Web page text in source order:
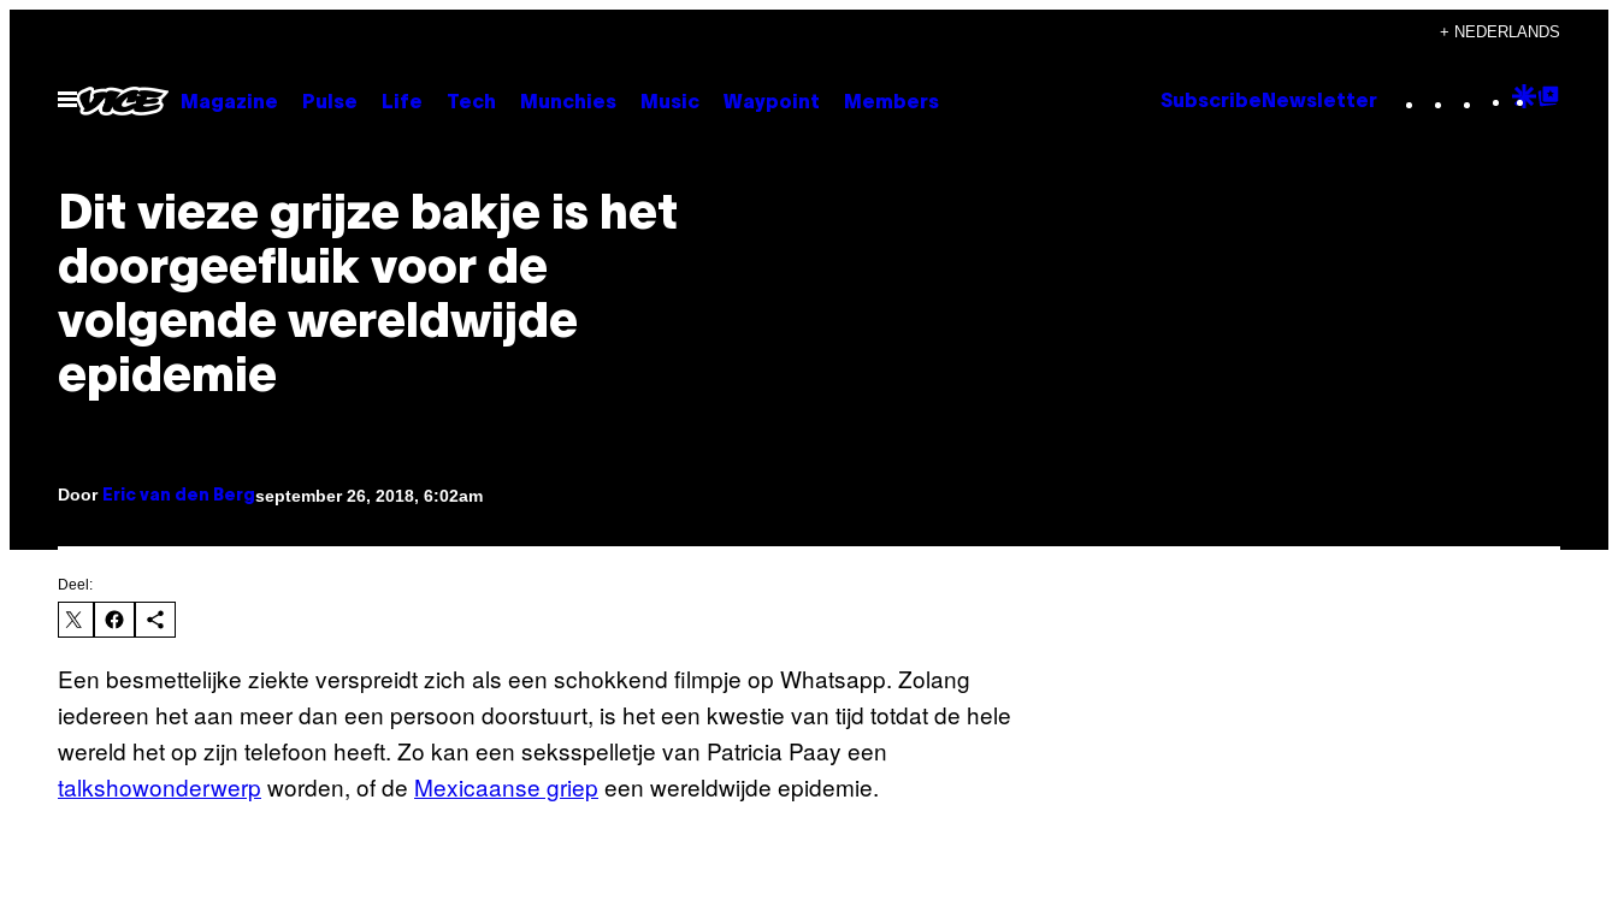
+ NEDERLANDS
Open
menu
Magazine Pulse Life Tech Munchies Music Waypoint Members Subscribe Newsletter Instagram
TikTok
YouTube
Google
Dit vieze grijze bakje is het
doorgeefluik voor de
volgende wereldwijde
epidemie
Door Eric van den Berg september 26, 2018, 6:02am
Deel:
Een besmettelijke ziekte verspreidt zich als een schokkend filmpje op Whatsapp. Zolang
iedereen het aan meer dan een persoon doorstuurt, is het een kwestie van tijd totdat de hele
wereld het op zijn telefoon heeft. Zo kan een seksspelletje van Patricia Paay een
talkshowonderwerp worden, of de Mexicaanse griep een wereldwijde epidemie.